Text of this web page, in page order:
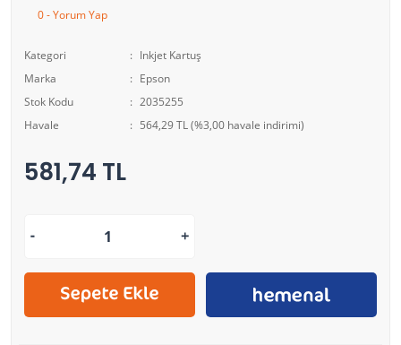
0 - Yorum Yap
Kategori
Inkjet Kartuş
Marka
Epson
Stok Kodu
2035255
Havale
564,29 TL (%3,00 havale indirimi)
581,74 TL